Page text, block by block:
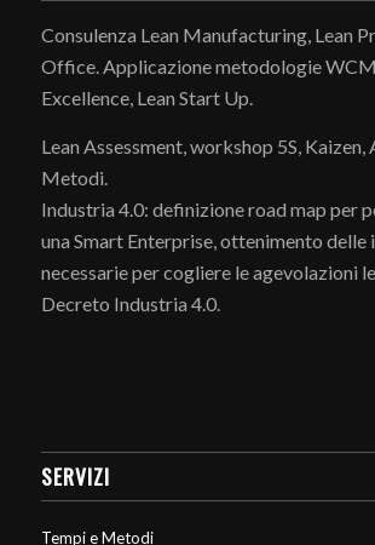
Consulenza Lean Manufacturing, Lean
Office. Applicazione metodologie
Excellence, Lean Start Up.
Lean Assessment, workshop 5S, Kaizen,
Metodi.
Industria 4.0: definizione road map per
una Smart Enterprise, ottenimento delle
necessarie per cogliere le agevolazioni
Decreto Industria 4.0.
SERVIZI
Tempi e Metodi